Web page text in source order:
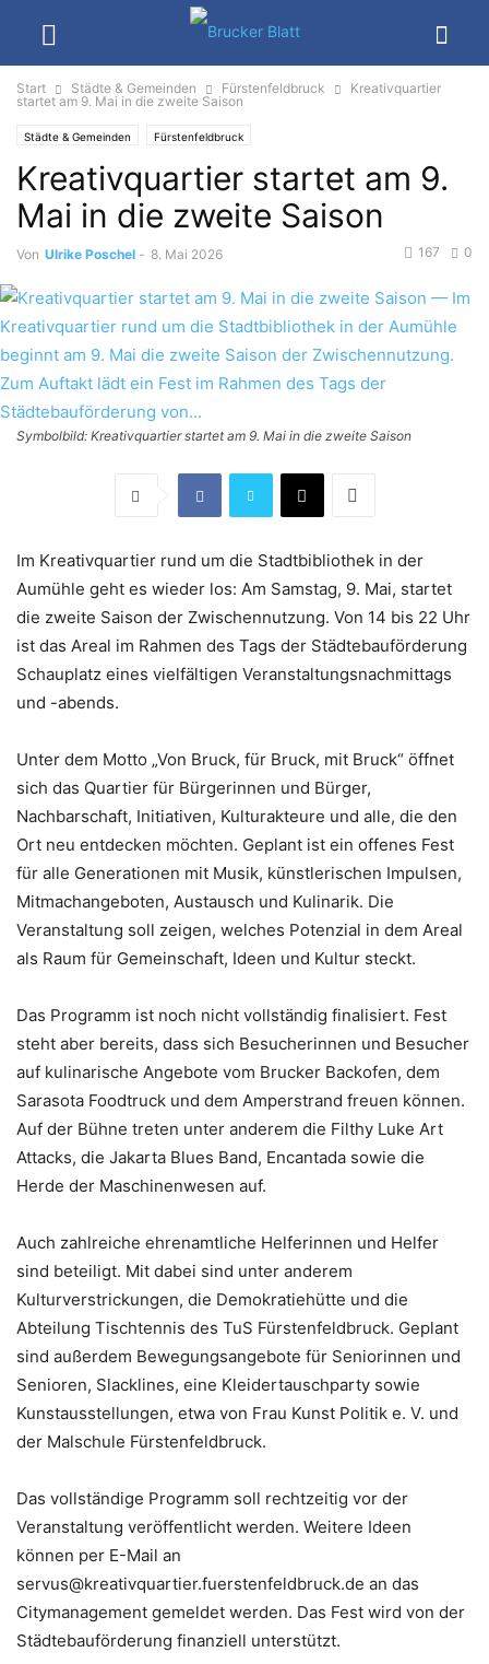
Start Städte & Gemeinden Fürstenfeldbruck
Kreativquartier
startet am 9. Mai in die zweite Saison
Städte & Gemeinden Fürstenfeldbruck
Kreativquartier startet am 9.
Mai in die zweite Saison
Von Ulrike Poschel - 8. Mai 2026 0
167
Symbolbild: Kreativquartier startet am 9. Mai in die zweite Saison
Im Kreativquartier rund um die Stadtbibliothek in der
Aumühle geht es wieder los: Am Samstag, 9. Mai, startet
die zweite Saison der Zwischennutzung. Von 14 bis 22 Uhr
ist das Areal im Rahmen des Tags der Städtebauförderung
Schauplatz eines vielfältigen Veranstaltungsnachmittags
und -abends.
Unter dem Motto „Von Bruck, für Bruck, mit Bruck“ öffnet
sich das Quartier für Bürgerinnen und Bürger,
Nachbarschaft, Initiativen, Kulturakteure und alle, die den
Ort neu entdecken möchten. Geplant ist ein offenes Fest
für alle Generationen mit Musik, künstlerischen Impulsen,
Mitmachangeboten, Austausch und Kulinarik. Die
Veranstaltung soll zeigen, welches Potenzial in dem Areal
als Raum für Gemeinschaft, Ideen und Kultur steckt.
Das Programm ist noch nicht vollständig finalisiert. Fest
steht aber bereits, dass sich Besucherinnen und Besucher
auf kulinarische Angebote vom Brucker Backofen, dem
Sarasota Foodtruck und dem Amperstrand freuen können.
Auf der Bühne treten unter anderem die Filthy Luke Art
Attacks, die Jakarta Blues Band, Encantada sowie die
Herde der Maschinenwesen auf.
Auch zahlreiche ehrenamtliche Helferinnen und Helfer
sind beteiligt. Mit dabei sind unter anderem
Kulturverstrickungen, die Demokratiehütte und die
Abteilung Tischtennis des TuS Fürstenfeldbruck. Geplant
sind außerdem Bewegungsangebote für Seniorinnen und
Senioren, Slacklines, eine Kleidertauschparty sowie
Kunstausstellungen, etwa von Frau Kunst Politik e. V. und
der Malschule Fürstenfeldbruck.
Das vollständige Programm soll rechtzeitig vor der
Veranstaltung veröffentlicht werden. Weitere Ideen
können per E-Mail an
servus@kreativquartier.fuerstenfeldbruck.de an das
Citymanagement gemeldet werden. Das Fest wird von der
Städtebauförderung finanziell unterstützt.